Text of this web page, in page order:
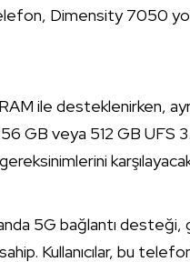
Dimensity 7050
ile desteklenirken,
GB veya 512 GB UFS
5G bağlantı
Kullanıcılar, bu